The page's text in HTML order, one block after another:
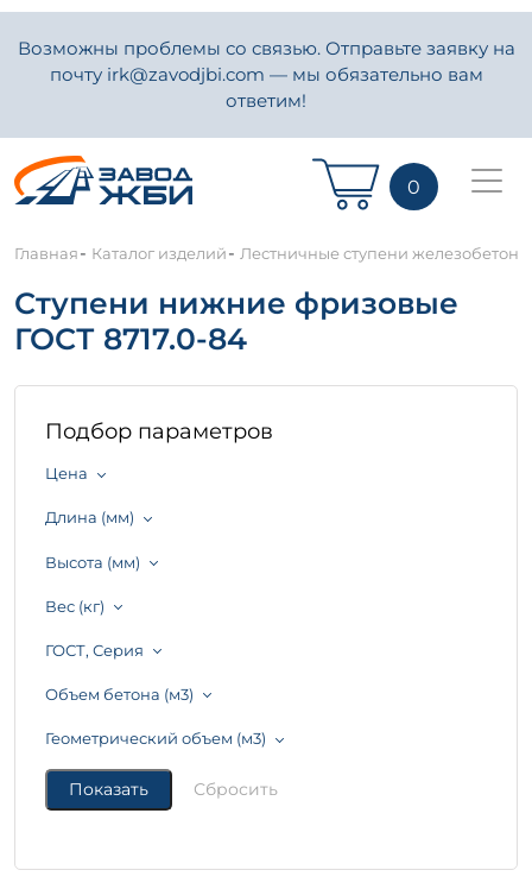
Возможны проблемы со связью. Отправьте заявку на
почту irk@zavodjbi.com — мы обязательно вам
ответим!
0
Главная- Каталог изделий- Лестничные ступени
Ступени нижние фризовые
ГОСТ 8717.0-84
Подбор параметров
Цена
Длина (мм)
Высота (мм)
Вес (кг)
ГОСТ, Серия
Объем бетона (м3)
Геометрический объем (м3)